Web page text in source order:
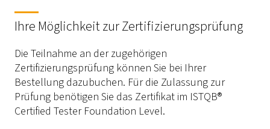
Ihre Möglichkeit zur Zertifizierungsprüfung
Die Teilnahme an der zugehörigen
Zertifizierungsprüfung können Sie bei Ihrer
Bestellung dazubuchen. Für die Zulassung zur
Prüfung benötigen Sie das Zertifikat im ISTQB®
Certified Tester Foundation Level.